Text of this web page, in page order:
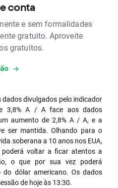
conta
e sem formalidades
gratuito. Aproveite
gratuitos.
divulgados pelo indicador
3,8% A / A face aos dados
aumento de 2,8% A / A, e a
ser mantida. Olhando para o
soberana a 10 anos nos EUA,
voltar a ficar atentos a
o que por sua vez poderá
dólar americano. Os dados
de hoje às 13:30.